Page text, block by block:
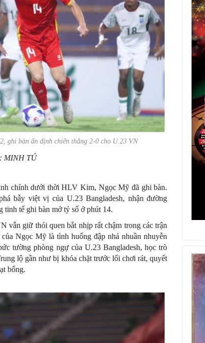
ghi bàn ấn định chiến thắng 2-0 cho U.23 VN
MINH TÚ
chính dưới thời HLV Kim, Ngọc Mỹ đã ghi bàn.
bẫy việt vị của U.23 Bangladesh, nhận đường
tế ghi bàn mở tỷ số ở phút 14.
vẫn giữ thói quen bắt nhịp rất chậm trong các trận
Ngọc Mỹ là tình huống đập nhả nhuần nhuyễn
tường phòng ngự của U.23 Bangladesh, học trò
lộ gần như bị khóa chặt trước lối chơi rát, quyết
bổng.